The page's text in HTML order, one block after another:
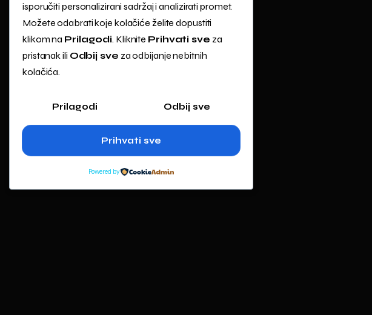
isporučiti personalizirani sadržaj i analizirati promet.
Možete odabrati koje kolačiće želite dopustiti
klikom na Prilagodi. Kliknite Prihvati sve za
pristanak ili Odbij sve za odbijanje nebitnih
kolačića.
Prilagodi Odbij sve
Prihvati sve
Powered by